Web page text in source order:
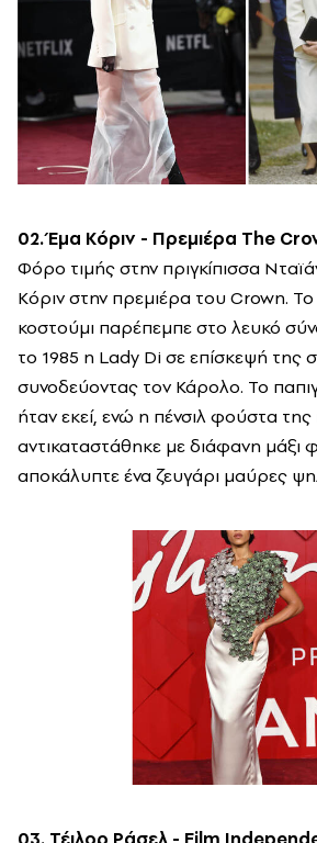
02. Έμα Κόριν - Πρεμιέρα The
Φόρο τιμής στην πριγκίπισσα
Κόριν στην πρεμιέρα του Crown.
κοστούμι παρέπεμπε στο λευκό
το 1985 η Lady Di σε επίσκεψή της
συνοδεύοντας τον Κάρολο. Το
ήταν εκεί, ενώ η πένσιλ φούστα της
αντικαταστάθηκε με διάφανη μάξι
αποκάλυπτε ένα ζευγάρι μαύρες